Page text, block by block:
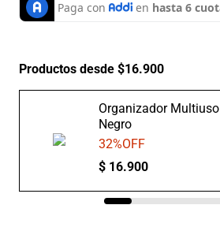
Productos desde $16.900
Organizador
Negro
32%OFF
$ 16.900